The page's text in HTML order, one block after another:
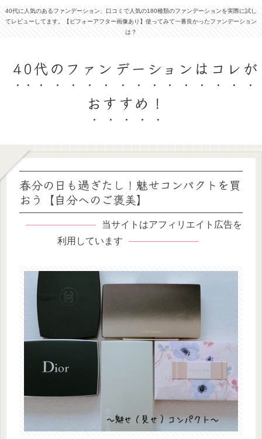
40代に人気のあるファンデーション、口コミで人気の180種類のファンデーションを実際に試し
てレビューしてます。【ビフォーアフター画像あり】使ってみて一番良かったファンデーション
は？
40代のファンデーションはコレが
おすすめ！
春分の日も過ぎたし！魅せコンパクトを買
おう【自分へのご褒美】
当サイトはアフィリエイト広告を
利用しています